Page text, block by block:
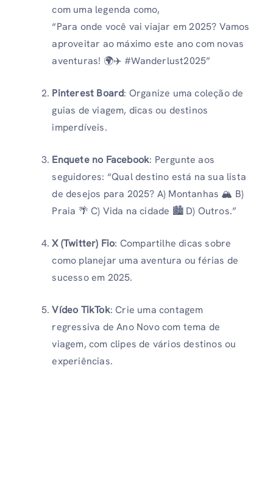
com uma legenda como,
“Para onde você vai viajar em 2025? Vamos
aproveitar ao máximo este ano com novas
aventuras! 🌍✈️ #Wanderlust2025”
Pinterest Board: Organize uma coleção de
guias de viagem, dicas ou destinos
imperdíveis.
Enquete no Facebook: Pergunte aos
seguidores: “Qual destino está na sua lista
de desejos para 2025? A) Montanhas 🏔️ B)
Praia 🌴 C) Vida na cidade 🏙️ D) Outros.”
X (Twitter) Fio: Compartilhe dicas sobre
como planejar uma aventura ou férias de
sucesso em 2025.
Vídeo TikTok: Crie uma contagem
regressiva de Ano Novo com tema de
viagem, com clipes de vários destinos ou
experiências.